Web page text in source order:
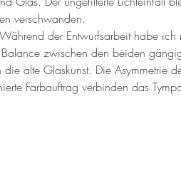
verschwanden.
der Entwurfsarbeit habe
zwischen den beiden
alte Glaskunst. Die Asymmetrie
Farbauftrag verbinden das